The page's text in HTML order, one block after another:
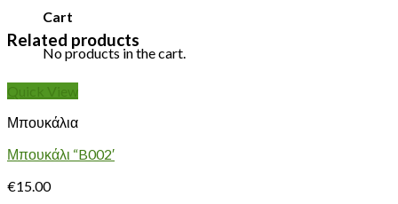
Cart
No products in the cart.
Related products
Quick View
Μπουκάλια
Μπουκάλι “B002′
€15.00